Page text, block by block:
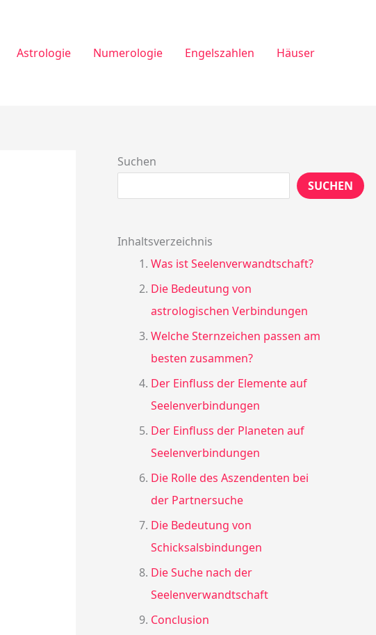
Astrologie Numerologie Engelszahlen Häuser
Suchen
SUCHEN
Inhaltsverzeichnis
Was ist Seelenverwandtschaft?
Die Bedeutung von
astrologischen Verbindungen
Welche Sternzeichen passen am
besten zusammen?
Der Einfluss der Elemente auf
Seelenverbindungen
Der Einfluss der Planeten auf
Seelenverbindungen
Die Rolle des Aszendenten bei
der Partnersuche
Die Bedeutung von
Schicksalsbindungen
Die Suche nach der
Seelenverwandtschaft
Conclusion